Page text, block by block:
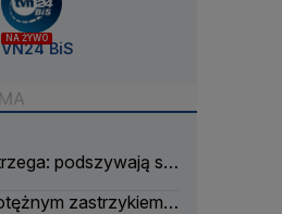
NA ŻYWO
BiS
podszywają się
zastrzykiem